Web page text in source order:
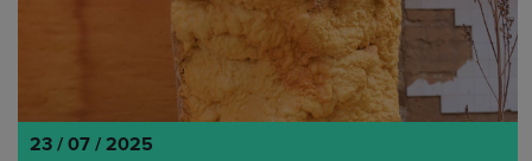
23 / 07 / 2025